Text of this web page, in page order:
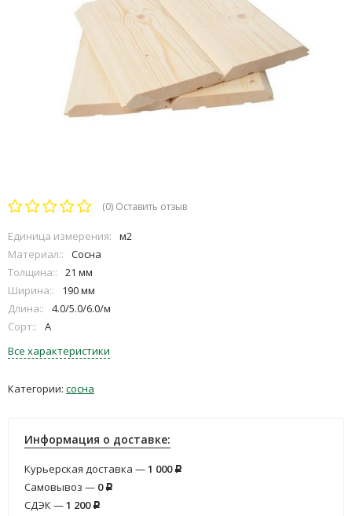
(0) Оставить отзыв
Единица измерения:
м2
Материал::
Сосна
Толщина::
21 мм
Ширина::
190 мм
Длина::
4.0/5.0/6.0/м
Сорт::
А
Все характеристики
Категории: сосна
Информация о доставке:
Курьерская доставка —1 000 Р
Самовывоз — 0 Р
СДЭК —1 200 Р